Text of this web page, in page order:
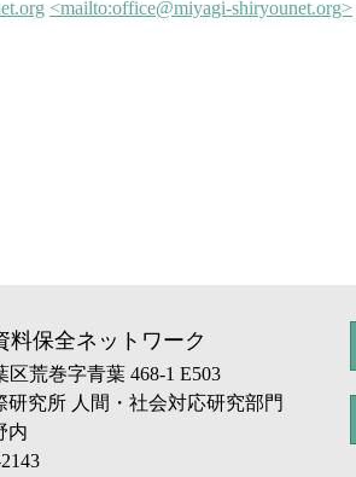
<mailto:office@miyagi-shiryounet.org>
料保全ネットワーク
区荒巻字青葉 468-1 E503
究所 人間・社会対応研究部門
内